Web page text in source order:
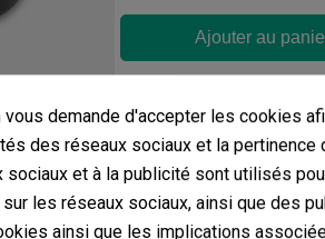
GB The Green Brand Mars Grinder Noir Premium 55 Mm
Ajouter au
vous demande d'accepter les cookies
des réseaux sociaux et la
sociaux et à la publicité sont utilisés
les réseaux sociaux, ainsi que des
ainsi que les implications